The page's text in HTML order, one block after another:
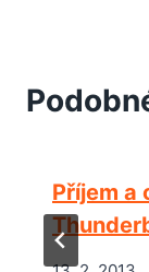
Příjem a